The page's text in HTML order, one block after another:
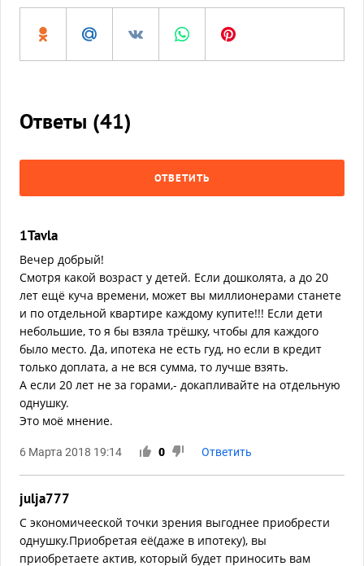
Ответы (41)
ОТВЕТИТЬ
1Tavla
Вечер добрый!
Смотря какой возраст у детей. Если дошколята, а до 20
лет ещё куча времени, может вы миллионерами станете
и по отдельной квартире каждому купите!!! Если дети
небольшие, то я бы взяла трёшку, чтобы для каждого
было место. Да, ипотека не есть гуд, но если в кредит
только доплата, а не вся сумма, то лучше взять.
А если 20 лет не за горами,- докапливайте на отдельную
однушку.
Это моё мнение.
6 Марта 2018 19:14 0 Ответить
julja777
С экономичееской точки зрения выгоднее приобрести
однушку.Приобретая её(даже в ипотеку), вы
приобретаете актив, который будет приносить вам